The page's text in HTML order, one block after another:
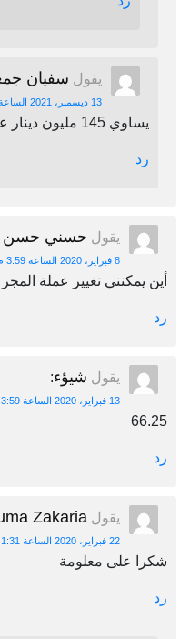
يقول سفيان
13 ديسمبر، 2021 الساعة 10:33 ص
يساوي 145 مليون دينار عراقي
رد
يقول حسني حسن
8 فبراير، 2020 الساعة 3:59 م
أين يمكنني تغيير عملة
رد
يقول شيؤء:
13 فبراير، 2020 الساعة 3:59 م
66.25
رد
يقول Zakaria
22 فبراير، 2020 الساعة 1:31 ص
شكرا على معلومة
رد